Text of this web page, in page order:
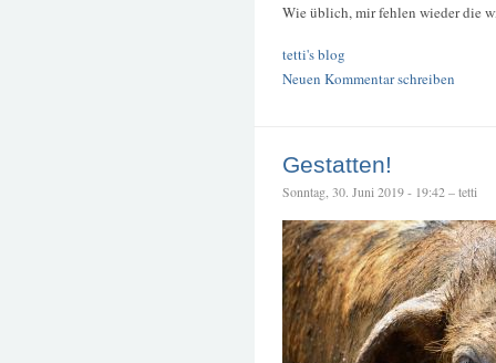
Wie üblich, mir fehlen wieder die
tetti's blog
Neuen Kommentar schreiben
Gestatten!
Sonntag, 30. Juni 2019 - 19:42 – tetti